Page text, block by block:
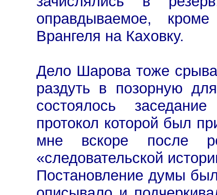
оправдываемое,
Врангеля на Каховку.
Дело Шарова тоже
раздуть в позорную
состоялось
протокол которой был
мне вскоре после
«следовательской
Постановление думы